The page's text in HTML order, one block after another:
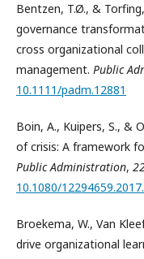
Bentzen, T.Ø., &
governance
cross organizational
management. Public
10.1111/padm.12881
Boin, A., Kuipers, S., &
of crisis: A framework
Public Administration,
10.1080/
Broekema, W., Van
drive organizational